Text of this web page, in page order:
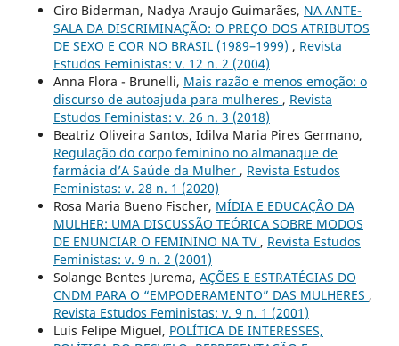
Ciro Biderman, Nadya Araujo Guimarães, NA ANTE-
SALA DA DISCRIMINAÇÃO: O PREÇO DOS ATRIBUTOS
DE SEXO E COR NO BRASIL (1989–1999) , Revista
Estudos Feministas: v. 12 n. 2 (2004)
Anna Flora - Brunelli, Mais razão e menos emoção: o
discurso de autoajuda para mulheres , Revista
Estudos Feministas: v. 26 n. 3 (2018)
Beatriz Oliveira Santos, Idilva Maria Pires Germano,
Regulação do corpo feminino no almanaque de
farmácia d’A Saúde da Mulher , Revista Estudos
Feministas: v. 28 n. 1 (2020)
Rosa Maria Bueno Fischer, MÍDIA E EDUCAÇÃO DA
MULHER: UMA DISCUSSÃO TEÓRICA SOBRE MODOS
DE ENUNCIAR O FEMININO NA TV , Revista Estudos
Feministas: v. 9 n. 2 (2001)
Solange Bentes Jurema, AÇÕES E ESTRATÉGIAS DO
CNDM PARA O “EMPODERAMENTO” DAS MULHERES ,
Revista Estudos Feministas: v. 9 n. 1 (2001)
Luís Felipe Miguel, POLÍTICA DE INTERESSES,